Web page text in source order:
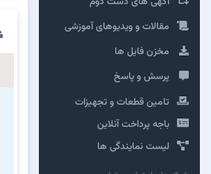
مقالات و ویدیوهای آموزشی
مخزن فایل ها
پرسش و پاسخ
تامین قطعات و تجهیزات
باجه پرداخت آنلاین
لیست نمایندگی ها